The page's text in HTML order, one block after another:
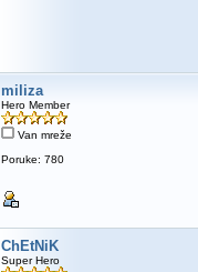
miliza
Hero Member
Van mreže
Poruke: 780
ChEtNiK
Super Hero